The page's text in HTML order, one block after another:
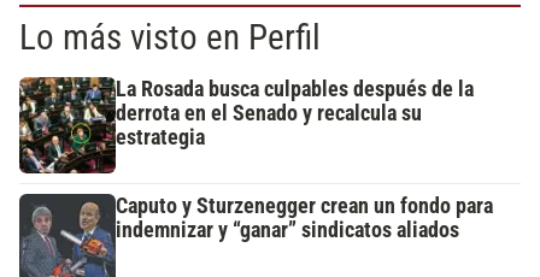
Lo más visto en Perfil
La Rosada busca culpables después de la
derrota en el Senado y recalcula su
estrategia
Caputo y Sturzenegger crean un fondo para
indemnizar y “ganar” sindicatos aliados